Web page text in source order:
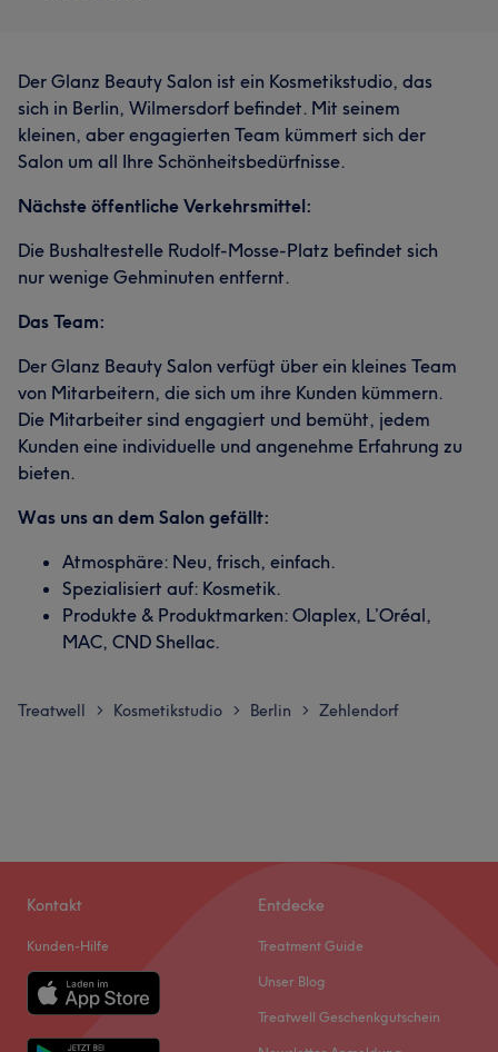
Der Glanz Beauty Salon ist ein Kosmetikstudio, das
sich in Berlin, Wilmersdorf befindet. Mit seinem
kleinen, aber engagierten Team kümmert sich der
Salon um all Ihre Schönheitsbedürfnisse.
Nächste öffentliche Verkehrsmittel:
Die Bushaltestelle Rudolf-Mosse-Platz befindet sich
nur wenige Gehminuten entfernt.
Das Team:
Der Glanz Beauty Salon verfügt über ein kleines Team
von Mitarbeitern, die sich um ihre Kunden kümmern.
Die Mitarbeiter sind engagiert und bemüht, jedem
Kunden eine individuelle und angenehme Erfahrung zu
bieten.
Was uns an dem Salon gefällt:
Atmosphäre: Neu, frisch, einfach.
Spezialisiert auf: Kosmetik.
Produkte & Produktmarken: Olaplex, L’Oréal,
MAC, CND Shellac.
Treatwell > Kosmetikstudio > Berlin > Zehlendorf
Kontakt
Kunden-Hilfe
Entdecke
Treatment Guide
Unser Blog
Treatwell Geschenkgutschein